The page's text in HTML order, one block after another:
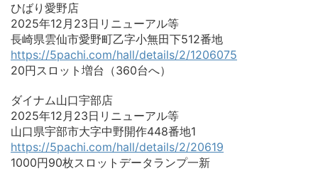
ひばり愛野店
2025年12月23日リニューアル等
長崎県雲仙市愛野町乙字小無田下512番地
https://5pachi.com/hall/details/2/1206075
20円スロット増台（360台へ）
ダイナム山口宇部店
2025年12月23日リニューアル等
山口県宇部市大字中野開作448番地1
https://5pachi.com/hall/details/2/20619
1000円90枚スロットデータランプ一新